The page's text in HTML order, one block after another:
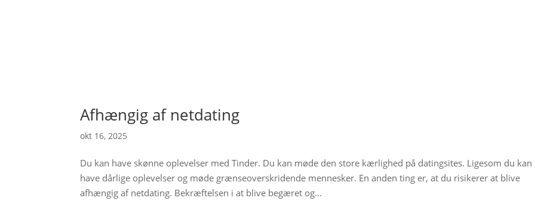
Afhængig af netdating
okt 16, 2025
Du kan have skønne oplevelser med Tinder. Du kan møde den store kærlighed på datingsites. Ligesom du kan
have dårlige oplevelser og møde grænseoverskridende mennesker. En anden ting er, at du risikerer at blive
afhængig af netdating. Bekræftelsen i at blive begæret og...